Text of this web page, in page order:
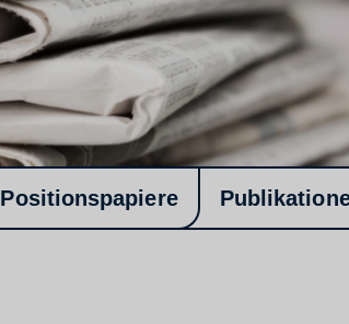
Positionspapiere